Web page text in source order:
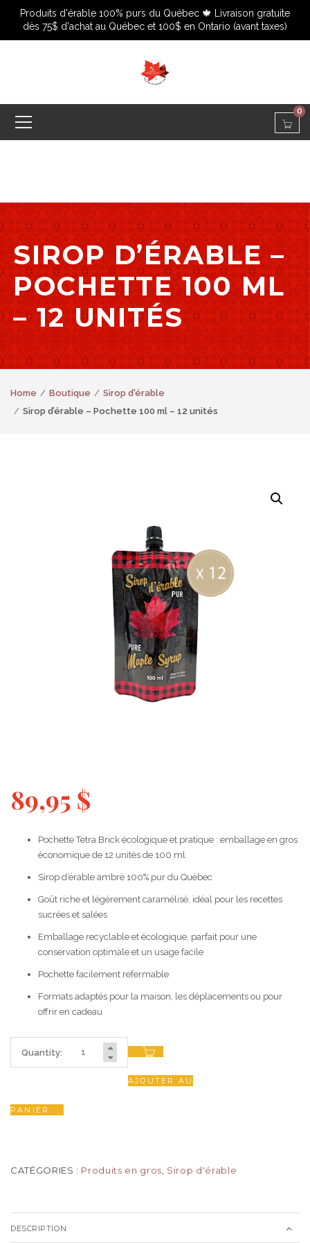
Produits d'érable 100% purs du Québec 🍁 Livraison gratuite
dès 75$ d'achat au Québec et 100$ en Ontario (avant taxes)
0
SIROP D’ÉRABLE –
POCHETTE 100 ML
– 12 UNITÉS
Home Boutique
Sirop d'érable
Sirop d’érable – Pochette 100 ml – 12 unités
89,95 $
Pochette Tetra Brick écologique et pratique : emballage en gros
économique de 12 unités de 100 ml
Sirop d’érable ambré 100% pur du Québec
Goût riche et légèrement caramélisé, idéal pour les recettes
sucrées et salées
Emballage recyclable et écologique, parfait pour une
conservation optimale et un usage facile
Pochette facilement refermable
Formats adaptés pour la maison, les déplacements ou pour
offrir en cadeau
Quantity:
AJOUTER AU
PANIER
CATÉGORIES : Produits en gros Sirop d'érable
DESCRIPTION